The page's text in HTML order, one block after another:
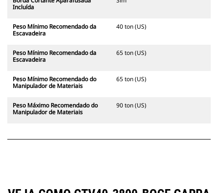
Incluída
Peso Mínimo Recomendado da
Escavadeira
40 ton (US)
Peso Mínimo Recomendado da
Escavadeira
65 ton (US)
Peso Mínimo Recomendado do
Manipulador de Materiais
65 ton (US)
Peso Máximo Recomendado do
Manipulador de Materiais
90 ton (US)